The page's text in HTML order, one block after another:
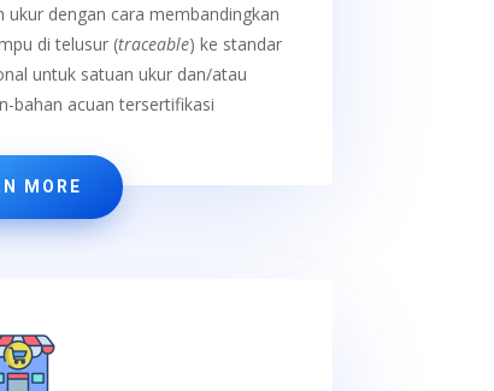
dengan cara membandingkan
di telusur (traceable) ke standar
untuk satuan ukur dan/atau
bahan acuan tersertifikasi
MORE